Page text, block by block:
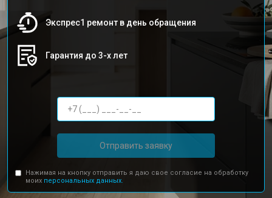
Экспрес1 ремонт в день обращения
Гарантия до 3-х лет
Отправить заявку
Нажимая на кнопку отправить я даю свое согласие на обработку
моих персональных данных.